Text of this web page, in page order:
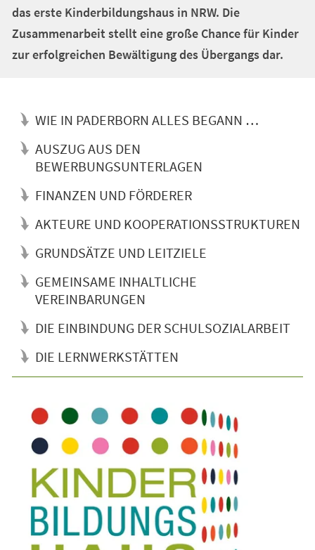
das erste Kinderbildungshaus in NRW. Die
Zusammenarbeit stellt eine große Chance für Kinder
zur erfolgreichen Bewältigung des Übergangs dar.
WIE IN PADERBORN ALLES BEGANN …
AUSZUG AUS DEN
BEWERBUNGSUNTERLAGEN
FINANZEN UND FÖRDERER
AKTEURE UND KOOPERATIONSSTRUKTUREN
GRUNDSÄTZE UND LEITZIELE
GEMEINSAME INHALTLICHE
VEREINBARUNGEN
DIE EINBINDUNG DER SCHULSOZIALARBEIT
DIE LERNWERKSTÄTTEN